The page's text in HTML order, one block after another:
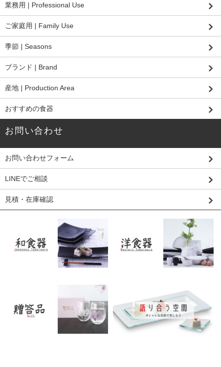
業務用 | Professional Use
ご家庭用 | Family Use
季節 | Seasons
ブランド | Brand
産地 | Production Area
おすすめの食器
お問い合わせ
お問い合わせフォーム
LINEでご相談
見積・在庫確認